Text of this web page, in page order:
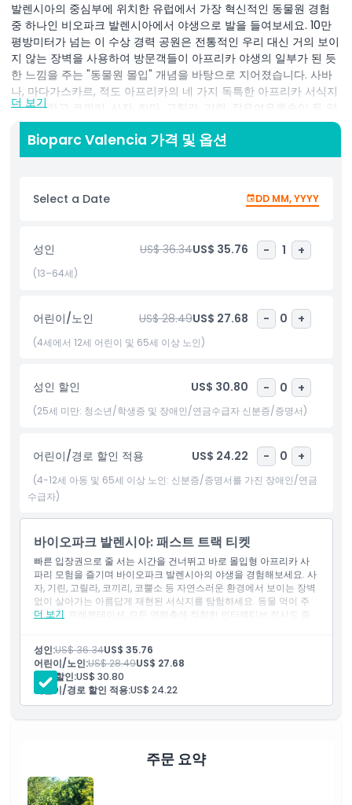
발렌시아의 중심부에 위치한 유럽에서 가장 혁신적인 동물원 경험
중 하나인 비오파크 발렌시아에서 야생으로 발을 들여보세요. 10만
평방미터가 넘는 이 수상 경력 공원은 전통적인 우리 대신 거의 보이
지 않는 장벽을 사용하여 방문객들이 아프리카 야생의 일부가 된 듯
한 느낌을 주는 "동물원 몰입" 개념을 바탕으로 지어졌습니다. 사바
나, 마다가스카르, 적도 아프리카의 네 가지 독특한 아프리카 서식지
를 탐험하고 코끼리, 사자, 하마, 고릴라, 기린, 작은여우원숭이 등 약
150종, 6,000마리 이상의 동물과 마주하세요. 하루 종일 사육사와 생
물학자가 이끄는 가이드 토크와 투어에 참여하여 재미있게 야생 동
물에 대해 배울 수 있습니다. 비오파크는 지속 가능성과 보전에 강한
통해 에너지를 생산합니다. 많은 종이 유럽 보존 번식 프로그램에 포
함되어 있습니다. 가족, 친구, 혼자 여행하든 비오파크 발렌시아는 전
몰입할 수 있는 경험을 제공합니다.
하이라이트
포함 사항
포함되지 않는 사항
알아야 할 사항
위치
취소 정책
더 보기
Bioparc Valencia 가격 및 옵션
Select a Date DD MM, YYYY
성인 US$ 36.34US$ 35.76 - 1 +
(13–64세)
어린이/노인 US$ 28.49US$ 27.68 - 0 +
(4세에서 12세 어린이 및 65세 이상 노인)
성인 할인 US$ 30.80 - 0 +
(25세 미만: 청소년/학생증 및 장애인/연금수급자 신분증/증명서)
어린이/경로 할인 적용 US$ 24.22 - 0 +
(4-12세 아동 및 65세 이상 노인: 신분증/증명서를 가진 장애인/연금
수급자)
바이오파크 발렌시아: 패스트 트랙 티켓
빠른 입장권으로 줄 서는 시간을 건너뛰고 바로 몰입형 아프리카 사
파리 모험을 즐기며 바이오파크 발렌시아의 야생을 경험해보세요. 사
자, 기린, 고릴라, 코끼리, 코뿔소 등 자연스러운 환경에서 보이는 장벽
없이 살아가는 아름답게 재현된 서식지를 탐험하세요. 동물 먹이 주
기, 교육 프레젠테이션, 모든 연령층에 적합한 인터랙티브 전시도 즐
니다.
더 보기
포함 사항
입장권
동물 먹이주기, 동물 쇼, 영화관 상영 등 활동 이용
성인:US$ 36.34US$ 35.76
어린이/노인:US$ 28.49US$ 27.68
성인 할인:US$ 30.80
어린이/경로 할인 적용:US$ 24.22
주문 요약